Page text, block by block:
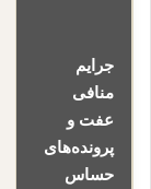
جرایم
منافی
عفت و
پرونده‌های
حساس